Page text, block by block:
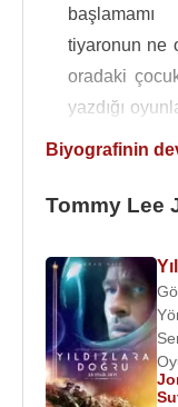
tiyaronun ne
oradaki
yazdığı
benim için
Üniversite
oldu. Üniversite
arkadaşı eski
Mezun
taşınmaya
Biyografinin
Tommy Lee